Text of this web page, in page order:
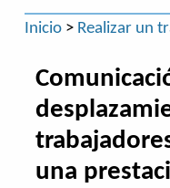
Inicio> Realizar un
una